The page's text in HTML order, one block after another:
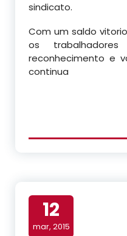
sindicato.
Com um saldo
os
reconhecimento e
continua
12
mar, 2015